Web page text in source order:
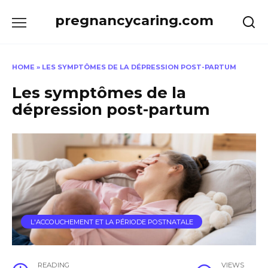
pregnancycaring.com
HOME » LES SYMPTÔMES DE LA DÉPRESSION POST-PARTUM
Les symptômes de la
dépression post-partum
L'ACCOUCHEMENT ET LA PÉRIODE POSTNATALE
READING VIEWS